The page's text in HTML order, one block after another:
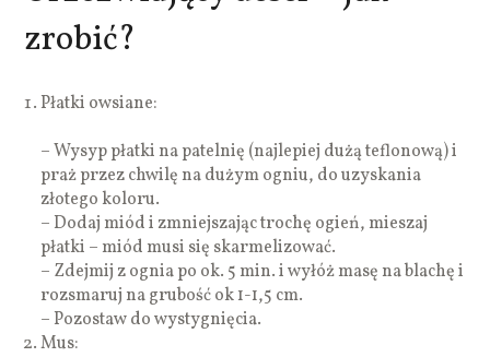
zrobić?
Płatki owsiane:
– Wysyp płatki na patelnię (najlepiej dużą teflonową) i
praż przez chwilę na dużym ogniu, do uzyskania
złotego koloru.
– Dodaj miód i zmniejszając trochę ogień, mieszaj
płatki – miód musi się skarmelizować.
– Zdejmij z ognia po ok. 5 min. i wyłóż masę na blachę i
rozsmaruj na grubość ok 1-1,5 cm.
– Pozostaw do wystygnięcia.
Mus: